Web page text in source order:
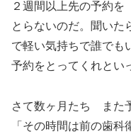
２週間以上先の予約を
とらないのだ。聞いた
で軽い気持ちで誰でも
予約をとってくれとい
さて数ヶ月たち また
「その時間は前の歯科